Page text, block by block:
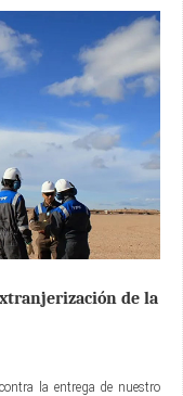
de la
la entrega de nuestro